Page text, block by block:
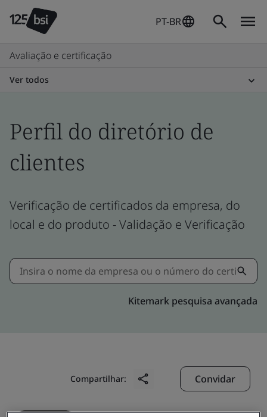
PT-BR
Avaliação e certificação
Ver todos
Perfil do diretório de
clientes
Verificação de certificados da empresa, do
local e do produto - Validação e Verificação
Kitemark pesquisa avançada
Compartilhar: Convidar